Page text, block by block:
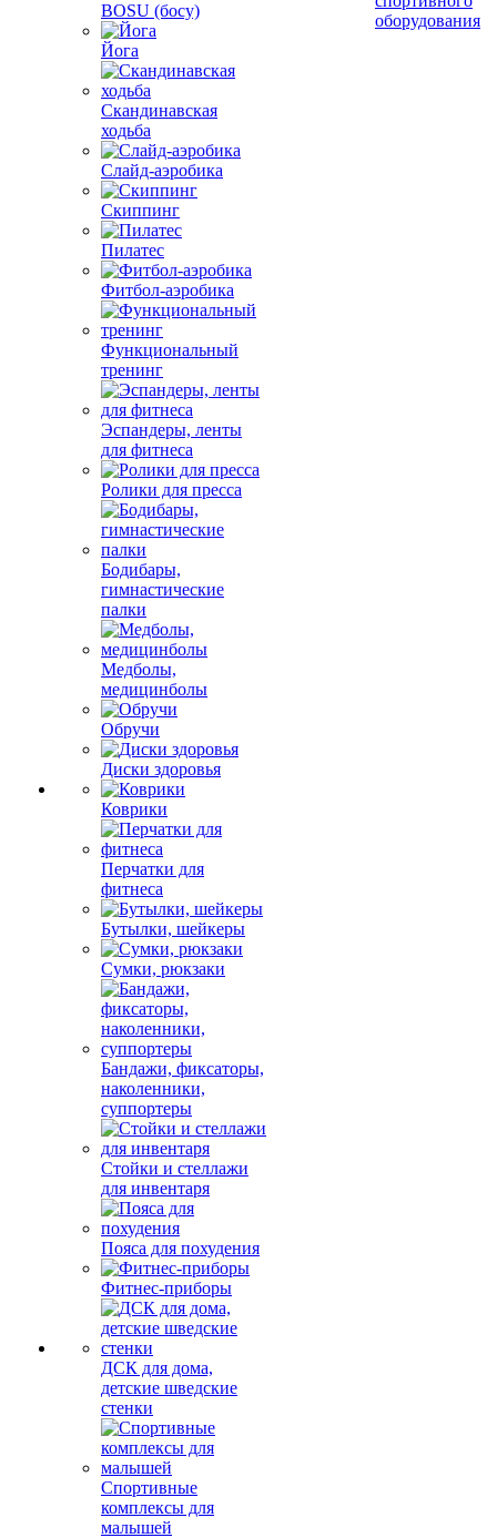
BOSU (босу)
Йога
Скандинавская
ходьба
Слайд-аэробика
Скиппинг
Пилатес
Фитбол-аэробика
Функциональный
тренинг
Эспандеры, ленты
для фитнеса
Ролики для пресса
Бодибары,
гимнастические
палки
Медболы,
медицинболы
Обручи
Диски здоровья
Коврики
Перчатки для
фитнеса
Бутылки, шейкеры
Сумки, рюкзаки
Бандажи, фиксаторы,
наколенники,
суппортеры
Стойки и стеллажи
для инвентаря
Пояса для похудения
Фитнес-приборы
ДСК для дома,
детские шведские
стенки
Спортивные
комплексы для
малышей
оборудования